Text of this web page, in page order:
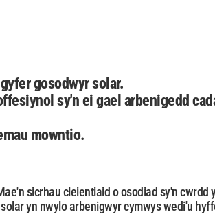
gosodwyr solar.
sy'n ei gael arbenigedd
mowntio.
sicrhau cleientiaid o osodiad sy'n cwrdd
yn nwylo arbenigwyr cymwys wedi'u